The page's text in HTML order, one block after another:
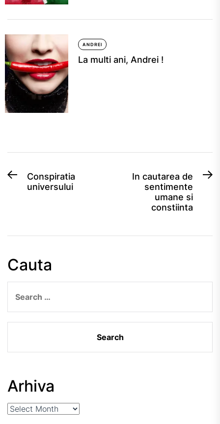
ANDREI
La multi ani, Andrei !
Post
navigation
PreviousConspiratia
universului
In cautarea de
sentimente
umane si
constiinta
Cauta
for:
Arhiva
Arhiva